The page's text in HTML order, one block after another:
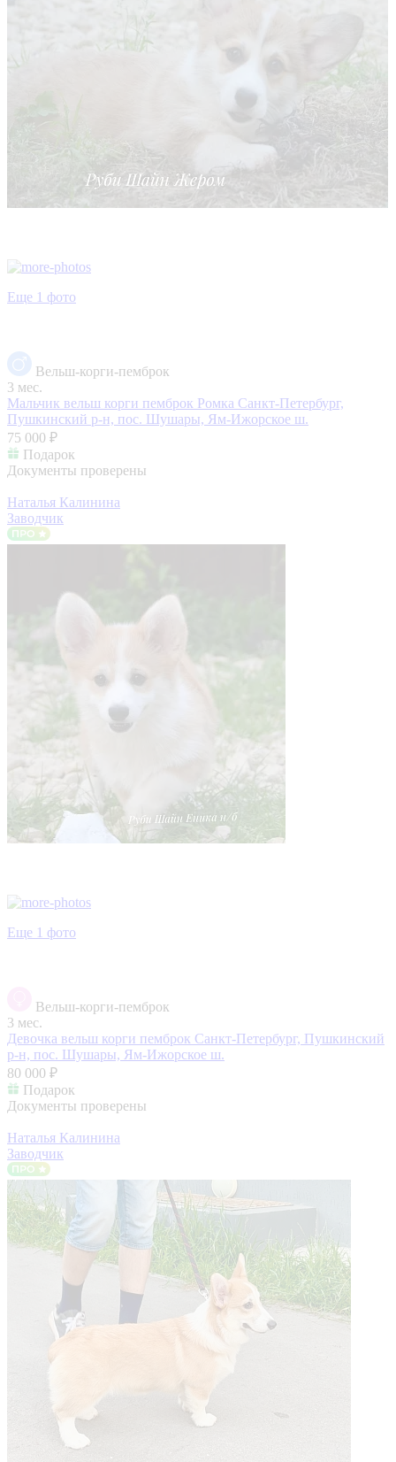
Еще 1 фото
Вельш-корги-пемброк
3 мес.
Мальчик вельш корги пемброк Ромка Санкт-Петербург,
Пушкинский р-н, пос. Шушары, Ям-Ижорское ш.
75 000 ₽
Подарок
Документы проверены
Наталья Калинина
Заводчик
Еще 1 фото
Вельш-корги-пемброк
3 мес.
Девочка вельш корги пемброк Санкт-Петербург, Пушкинский
р-н, пос. Шушары, Ям-Ижорское ш.
80 000 ₽
Подарок
Документы проверены
Наталья Калинина
Заводчик